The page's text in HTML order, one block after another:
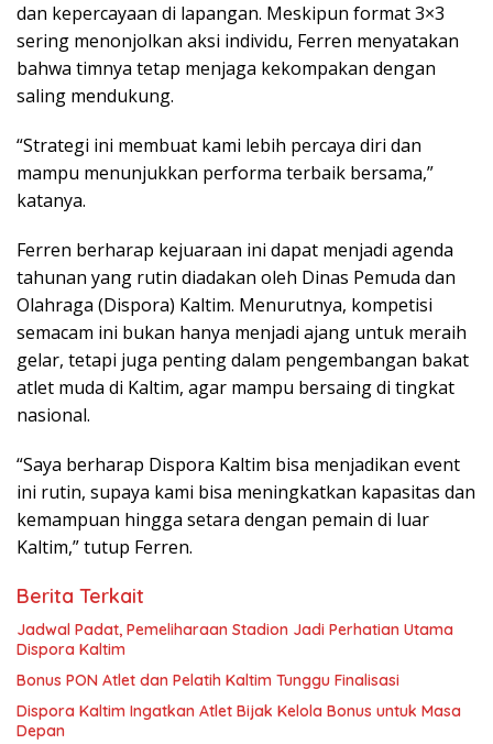
dan kepercayaan di lapangan. Meskipun format 3×3
sering menonjolkan aksi individu, Ferren menyatakan
bahwa timnya tetap menjaga kekompakan dengan
saling mendukung.
“Strategi ini membuat kami lebih percaya diri dan
mampu menunjukkan performa terbaik bersama,”
katanya.
Ferren berharap kejuaraan ini dapat menjadi agenda
tahunan yang rutin diadakan oleh Dinas Pemuda dan
Olahraga (Dispora) Kaltim. Menurutnya, kompetisi
semacam ini bukan hanya menjadi ajang untuk meraih
gelar, tetapi juga penting dalam pengembangan bakat
atlet muda di Kaltim, agar mampu bersaing di tingkat
nasional.
“Saya berharap Dispora Kaltim bisa menjadikan event
ini rutin, supaya kami bisa meningkatkan kapasitas dan
kemampuan hingga setara dengan pemain di luar
Kaltim,” tutup Ferren.
Berita Terkait
Jadwal Padat, Pemeliharaan Stadion Jadi Perhatian Utama
Dispora Kaltim
Bonus PON Atlet dan Pelatih Kaltim Tunggu Finalisasi
Dispora Kaltim Ingatkan Atlet Bijak Kelola Bonus untuk Masa
Depan